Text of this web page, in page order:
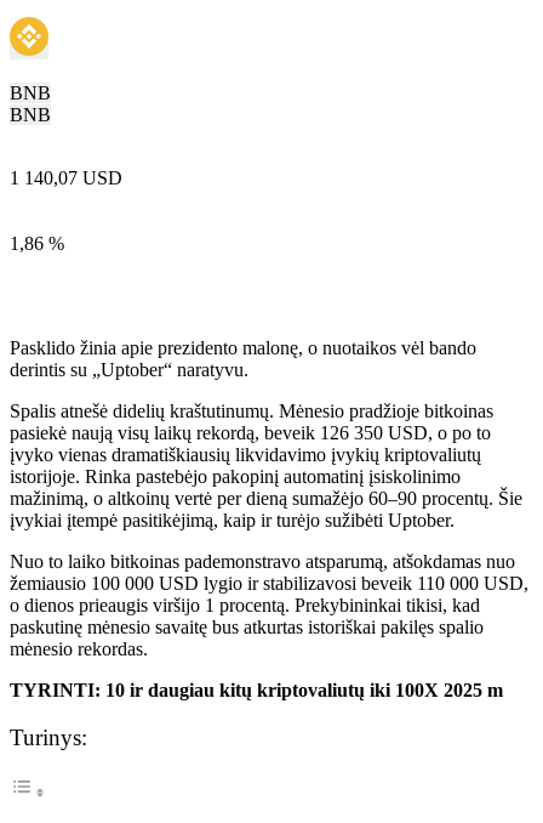
BNB
BNB
1 140,07 USD
1,86 %
Pasklido žinia apie prezidento malonę, o nuotaikos vėl bando
derintis su „Uptober“ naratyvu.
Spalis atnešė didelių kraštutinumų. Mėnesio pradžioje bitkoinas
pasiekė naują visų laikų rekordą, beveik 126 350 USD, o po to
įvyko vienas dramatiškiausių likvidavimo įvykių kriptovaliutų
istorijoje. Rinka pastebėjo pakopinį automatinį įsiskolinimo
mažinimą, o altkoinų vertė per dieną sumažėjo 60–90 procentų. Šie
įvykiai įtempė pasitikėjimą, kaip ir turėjo sužibėti Uptober.
Nuo to laiko bitkoinas pademonstravo atsparumą, atšokdamas nuo
žemiausio 100 000 USD lygio ir stabilizavosi beveik 110 000 USD,
o dienos prieaugis viršijo 1 procentą. Prekybininkai tikisi, kad
paskutinę mėnesio savaitę bus atkurtas istoriškai pakilęs spalio
mėnesio rekordas.
TYRINTI: 10 ir daugiau kitų kriptovaliutų iki 100X 2025 m
Turinys: